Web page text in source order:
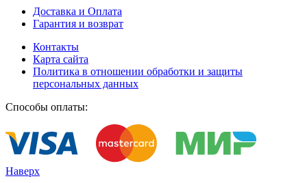
Доставка и Оплата
Гарантия и возврат
Контакты
Карта сайта
Политика в отношении обработки и защиты
персональных данных
Способы оплаты:
Наверх